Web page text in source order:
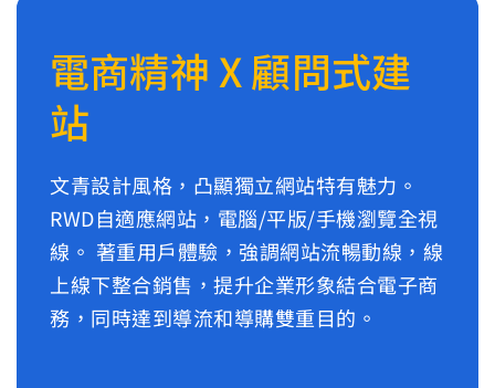
電商精神 X 顧問式建
站
文青設計風格，凸顯獨立網站特有魅力。
RWD自適應網站，電腦/平版/手機瀏覽全視
線。 著重用戶體驗，強調網站流暢動線，線
上線下整合銷售，提升企業形象結合電子商
務，同時達到導流和導購雙重目的。